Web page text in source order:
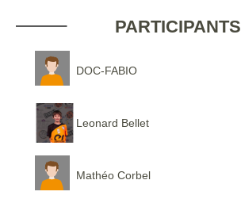
PARTICIPANTS
DOC-FABIO
Leonard Bellet
Mathéo Corbel